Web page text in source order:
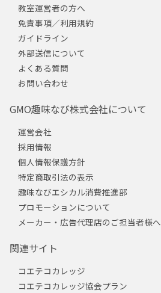
教室運営者の方へ
免責事項／利用規約
ガイドライン
外部送信について
よくある質問
お問い合わせ
GMO趣味なび株式会社について
運営会社
採用情報
個人情報保護方針
特定商取引法の表示
趣味なびエシカル消費推進部
プロモーションについて
メーカー・広告代理店のご担当者様へ
関連サイト
コエテコカレッジ
コエテコカレッジ協会プラン